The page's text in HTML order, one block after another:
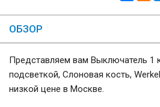
ОБЗОР
Представляем вам Выключатель 1
подсветкой, Слоновая кость,
низкой цене в Москве.